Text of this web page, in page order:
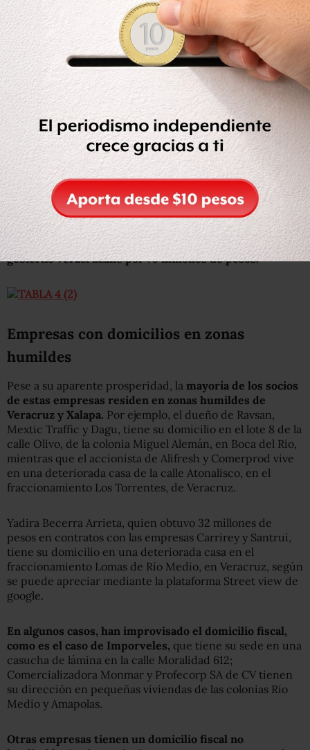
Por ejemplo, Pefraco SA de CV —que pertenece a la lista
original de empresas fantasma—, tiene como socio a
Pablo González Lizardi, quien a su vez es dueño de
Inmobiliaria Gomgo, Comercializadora Manduca y
Comercializadora Aracon. En conjunto, las cuatro firmas
obtuvieron contratos simulados por 151 millones de
pesos.
Luciano Sánchez Díaz, socio de Ravsan Servicios
Múltiples, también es accionista de Mextic Traffic y de
Comercializadora Dagu, mientras que Juan Carlos Reyes
León es dueño de Alifresh y de Comerprod. Juntos, estos
dos supuestos empresarios obtuvieron contratos del
gobierno veracruzano por 75 millones de pesos.
Empresas con domicilios en zonas
humildes
Pese a su aparente prosperidad, la mayoría de los socios
de estas empresas residen en zonas humildes de
Veracruz y Xalapa. Por ejemplo, el dueño de Ravsan,
Mextic Traffic y Dagu, tiene su domicilio en el lote 8 de la
calle Olivo, de la colonia Miguel Alemán, en Boca del Río,
mientras que el accionista de Alifresh y Comerprod vive
en una deteriorada casa de la calle Atonalisco, en el
fraccionamiento Los Torrentes, de Veracruz.
Yadira Becerra Arrieta, quien obtuvo 32 millones de
pesos en contratos con las empresas Carrirey y Santrui,
tiene su domicilio en una deteriorada casa en el
fraccionamiento Lomas de Río Medio, en Veracruz, según
se puede apreciar mediante la plataforma Street view de
google.
En algunos casos, han improvisado el domicilio fiscal,
como es el caso de Imporveles, que tiene su sede en una
casucha de lámina en la calle Moralidad 612;
Comercializadora Monmar y Profecorp SA de CV tienen
su dirección en pequeñas viviendas de las colonias Río
Medio y Amapolas.
Otras empresas tienen un domicilio fiscal no